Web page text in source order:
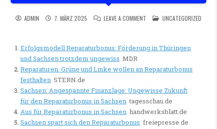
ADMIN 7. MÄRZ 2025 LEAVE A COMMENT ON ERFOLGSMODELL
POSTED IN
UNCATEGORIZED
Erfolgsmodell Reparaturbonus: Förderung in Thüringen
und Sachsen trotzdem ungewiss MDR
Reparaturen: Grüne und Linke wollen an Reparaturbonus
festhalten STERN.de
Sachsen: Angespannte Finanzlage: Ungewisse Zukunft
für den Reparaturbonus in Sachsen tagesschau.de
Aus für Reparaturbonus in Sachsen handwerksblatt.de
Sachsen spart sich den Reparaturbonus freiepresse.de